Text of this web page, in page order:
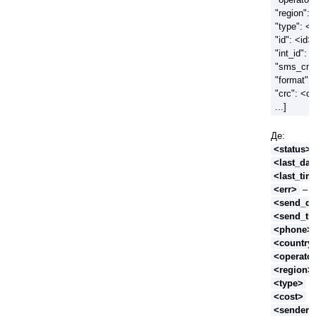
"region":
"type":
"id": <id>,
"int_id":
"format":
"crc":
...]
Де:
<status>
<err> –
<phone>
<region>
<type>
<cost>
<sender>